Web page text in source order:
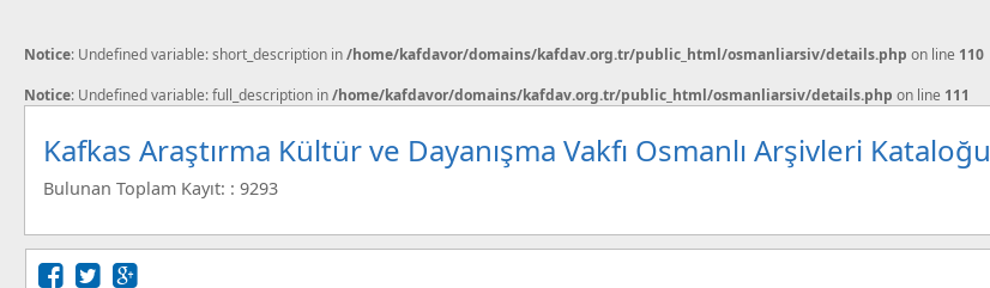
Notice: Undefined variable: short_description in/home/kafdavor/domains/kafdav.org.tr/public_html/osmanliarsiv/details.php on line 110
Notice: Undefined variable: full_description in/home/kafdavor/domains/kafdav.org.tr/public_html/osmanliarsiv/details.php on line 111
Kafkas Araştırma Kültür ve Dayanışma Vakfı Osmanlı Arşivleri Kataloğu
Bulunan Toplam Kayıt: : 9293